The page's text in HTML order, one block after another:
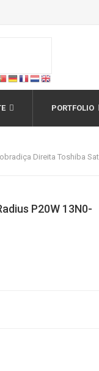
PORTFOLIO
Direita Toshiba
P20W 13N0-